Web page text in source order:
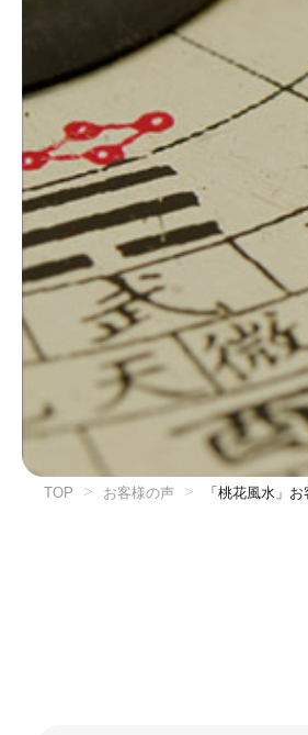
TOP お客様の声 「桃花風水」